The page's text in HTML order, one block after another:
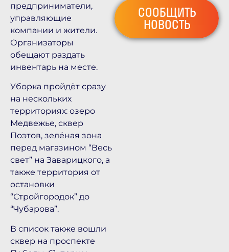
предприниматели,
управляющие
компании и жители.
Организаторы
обещают раздать
инвентарь на месте.
Уборка пройдёт сразу
на нескольких
территориях: озеро
Медвежье, сквер
Поэтов, зелёная зона
перед магазином “Весь
свет” на Заварицкого, а
также территория от
остановки
“Стройгородок” до
“Чубарова”.
В список также вошли
сквер на проспекте
СООБЩИТЬ
НОВОСТЬ